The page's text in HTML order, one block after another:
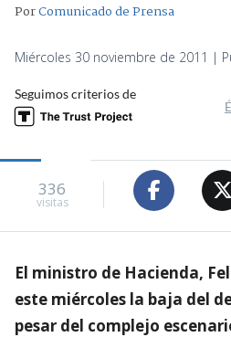
PorComunicado de Prensa
Miércoles 30 noviembre de 2011 |
Seguimos criterios de
336
visitas
El ministro de Hacienda,
este miércoles la baja del
pesar del complejo